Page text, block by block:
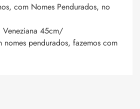
com Nomes Pendurados, no
Veneziana 45cm/
pendurados, fazemos com